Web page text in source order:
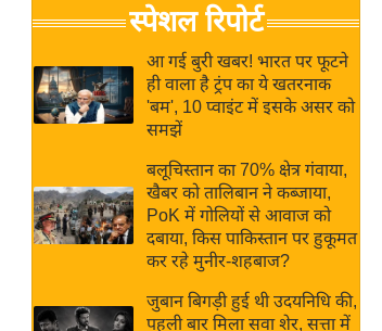
News in
Hindi
Hindi
Hindi
Videos
जगत
राय
बजट
क्रिकेट
IPL
2026
ई-पेपर
स्पेशल रिपोर्ट
आ गई बुरी खबर! भारत पर फूटने
ही वाला है ट्रंप का ये खतरनाक
'बम', 10 प्वाइंट में इसके असर को
समझें
बलूचिस्तान का 70% क्षेत्र गंवाया,
खैबर को तालिबान ने कब्जाया,
PoK में गोलियों से आवाज को
दबाया, किस पाकिस्तान पर हुकूमत
कर रहे मुनीर-शहबाज?
जुबान बिगड़ी हुई थी उदयनिधि की,
पहली बार मिला सवा शेर, सत्ता में